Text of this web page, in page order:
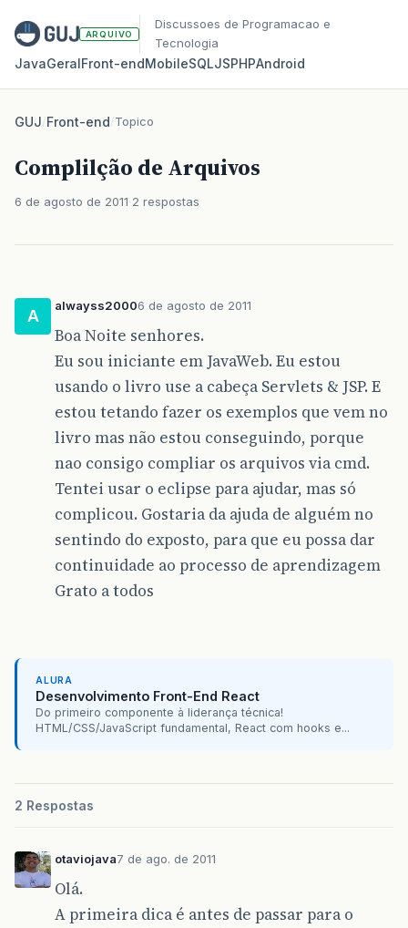
ARQUIVO
Discussoes de Programacao e
Tecnologia
JavaGeralFront‑endMobileSQLJSPHPAndroid
GUJ/Front-end/Topico
Complilção de Arquivos
6 de agosto de 2011 2 respostas
A
alwayss20006 de agosto de 2011
Boa Noite senhores.
Eu sou iniciante em JavaWeb. Eu estou
usando o livro use a cabeça Servlets & JSP. E
estou tetando fazer os exemplos que vem no
livro mas não estou conseguindo, porque
nao consigo compliar os arquivos via cmd.
Tentei usar o eclipse para ajudar, mas só
complicou. Gostaria da ajuda de alguém no
sentindo do exposto, para que eu possa dar
continuidade ao processo de aprendizagem
Grato a todos
ALURA
Desenvolvimento Front-End React
Do primeiro componente à liderança técnica!
HTML/CSS/JavaScript fundamental, React com hooks e...
2 Respostas
otaviojava7 de ago. de 2011
Olá.
A primeira dica é antes de passar para o